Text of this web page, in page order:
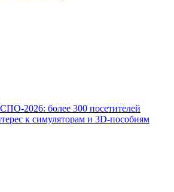
2026: более 300 посетителей
к симуляторам и 3D-пособиям